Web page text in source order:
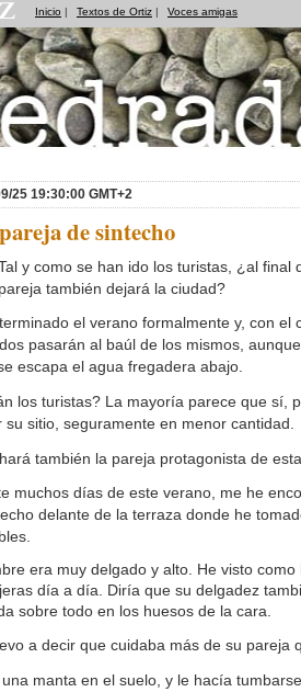
Inicio | Textos de Ortiz | Voces amigas
25 19:30:00 GMT+2
de sintecho
y como se han ido los turistas, ¿al final
pareja también dejará la ciudad?
el verano formalmente y, con el
pasarán al baúl de los mismos,
escapa el agua fregadera abajo.
los turistas? La mayoría parece que sí,
su sitio, seguramente en menor cantidad.
también la pareja protagonista de
muchos días de este verano, me he
delante de la terraza donde he
era muy delgado y alto. He visto
día a día. Diría que su delgadez
sobre todo en los huesos de la cara.
a decir que cuidaba más de su pareja
manta en el suelo, y le hacía